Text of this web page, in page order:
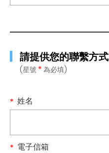
請提供您的聯繫方式
(星號 * 為必填)
姓名
電子信箱